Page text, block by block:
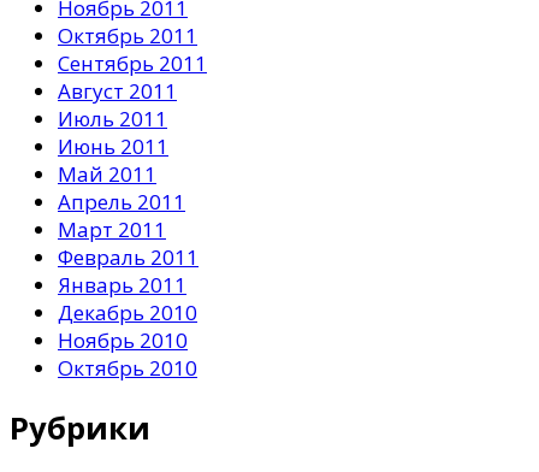
Ноябрь 2011
Октябрь 2011
Сентябрь 2011
Август 2011
Июль 2011
Июнь 2011
Май 2011
Апрель 2011
Март 2011
Февраль 2011
Январь 2011
Декабрь 2010
Ноябрь 2010
Октябрь 2010
Рубрики